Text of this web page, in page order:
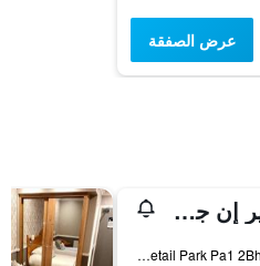
عرض الصفقة
بريميير إن جلاسجو - بايسلاي
Phoenix Retail Park Pa1 2Bh Paisley, بايزلي, المملكة المتحدة